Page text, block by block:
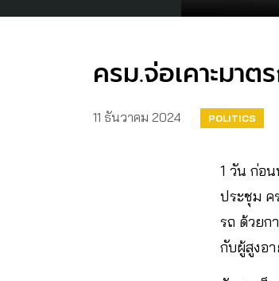
ครม.จ่อเคาะมา
11 ธันวาคม 2024 POLITICS
1 วัน ก่อ
ประชุม ค
รถ ด้วยก
กับผู้สูงอ